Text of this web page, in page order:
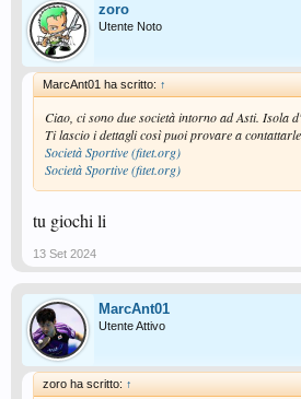
zoro
Utente Noto
MarcAnt01 ha scritto: ↑
Ciao, ci sono due società intorno ad Asti. Isola
Ti lascio i dettagli così puoi provare a
Società Sportive (fitet.org)
Società Sportive (fitet.org)
tu giochi li
13 Set 2024
MarcAnt01
Utente Attivo
zoro ha scritto: ↑